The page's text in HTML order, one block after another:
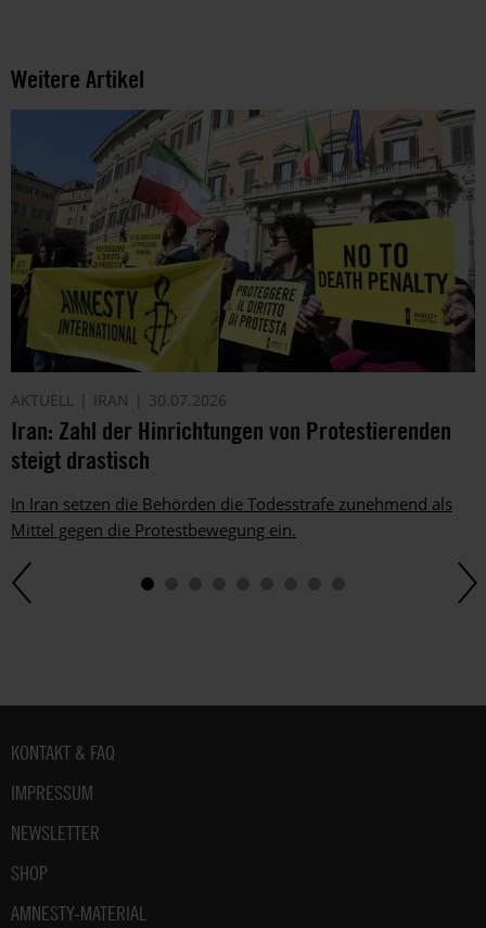
Weitere Artikel
AKTUELL IRAN 30.07.2026
Iran: Zahl der Hinrichtungen von Protestierenden
steigt drastisch
In Iran setzen die Behörden die Todesstrafe zunehmend als
Mittel gegen die Protestbewegung ein.
Fußbereich
KONTAKT & FAQ
IMPRESSUM
NEWSLETTER
SHOP
AMNESTY-MATERIAL